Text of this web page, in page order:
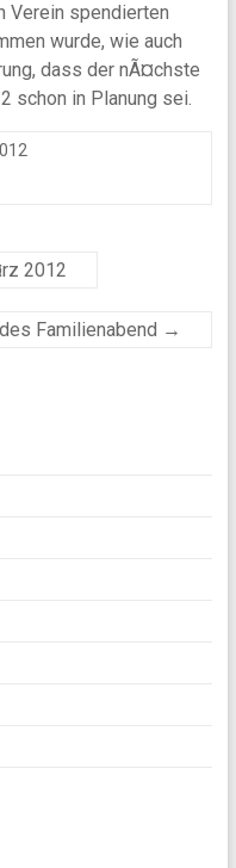
Verein spendierten
wurde, wie auch
dass der nÃ¤chste
schon in Planung sei.
2012
Familienabend →